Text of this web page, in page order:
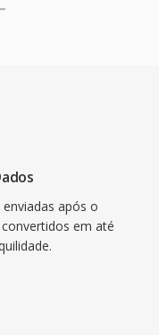
enviadas após o
em até